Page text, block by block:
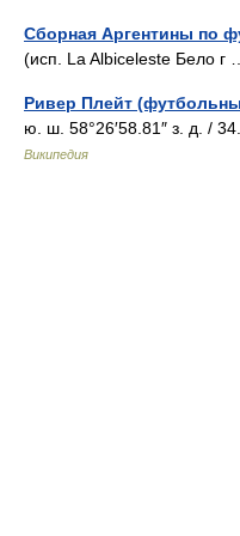
Сборная Аргентины по
(исп. La Albiceleste Бело
Ривер Плейт
ю. ш. 58°26′58.81″ з. д. /
Википедия